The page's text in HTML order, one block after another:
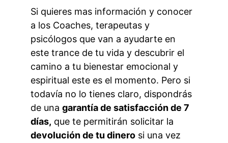
Si quieres mas información y conocer
a los Coaches, terapeutas y
psicólogos que van a ayudarte en
este trance de tu vida y descubrir el
camino a tu bienestar emocional y
espiritual este es el momento. Pero si
todavía no lo tienes claro, dispondrás
de una garantía de satisfacción de 7
días, que te permitirán solicitar la
devolución de tu dinero si una vez